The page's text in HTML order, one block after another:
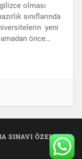
olması
sınıflarında
yeni
önce…
SINAVI ÖZEL
UP ↑